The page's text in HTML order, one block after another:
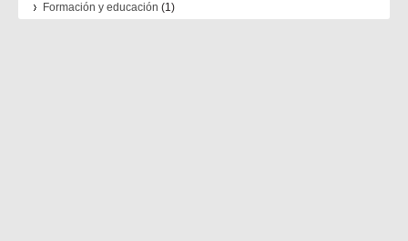
Formación y educación (1)